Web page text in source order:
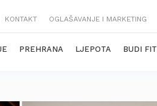
KONTAKT OGLAŠAVANJE I MARKETING
PREHRANA LJEPOTA BUDI FIT